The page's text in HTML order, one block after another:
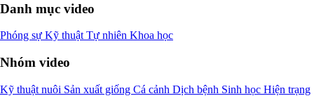
Danh mục video
Phóng sự Kỹ thuật Tự nhiên Khoa học
Nhóm video
Kỹ thuật nuôi Sản xuất giống Cá cảnh Dịch bệnh Sinh học Hiện trạng